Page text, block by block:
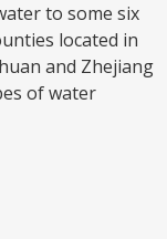
to some six
located in
and Zhejiang
of water